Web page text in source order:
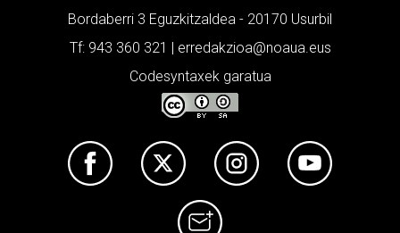
Bordaberri 3 Eguzkitzaldea - 20170 Usurbil
Tf: 943 360 321 | erredakzioa@noaua.eus
Codesyntaxek garatua